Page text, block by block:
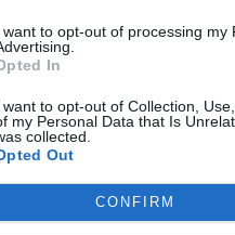
want to opt-out of processing my
In
want to opt-out of Collection,
my Personal Data that Is
collected.
Out
CONFIRM